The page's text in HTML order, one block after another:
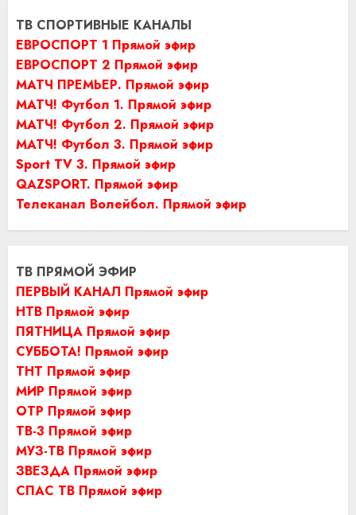
ТВ СПОРТИВНЫЕ КАНАЛЫ
ЕВРОСПОРТ 1 Прямой эфир
ЕВРОСПОРТ 2 Прямой эфир
МАТЧ ПРЕМЬЕР. Прямой эфир
МАТЧ! Футбол 1. Прямой эфир
МАТЧ! Футбол 2. Прямой эфир
МАТЧ! Футбол 3. Прямой эфир
Sport TV 3. Прямой эфир
QAZSPORT. Прямой эфир
Телеканал Волейбол. Прямой эфир
ТВ ПРЯМОЙ ЭФИР
ПЕРВЫЙ КАНАЛ Прямой эфир
НТВ Прямой эфир
ПЯТНИЦА Прямой эфир
СУББОТА! Прямой эфир
ТНТ Прямой эфир
МИР Прямой эфир
ОТР Прямой эфир
ТВ-3 Прямой эфир
МУЗ-ТВ Прямой эфир
ЗВЕЗДА Прямой эфир
СПАС ТВ Прямой эфир